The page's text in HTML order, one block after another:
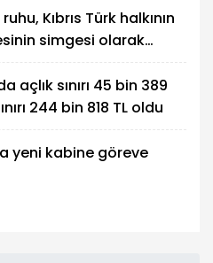
Kıbrıs Türk halkının
simgesi olarak
açlık sınırı 45 bin 389
244 bin 818 TL oldu
yeni kabine göreve